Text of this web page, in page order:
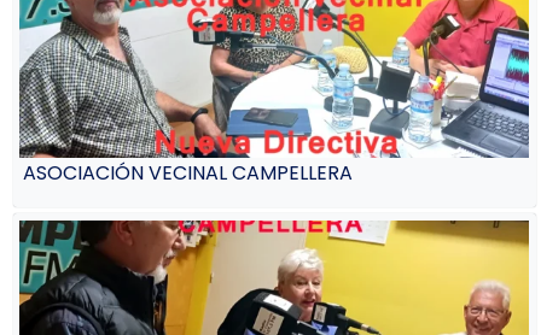
ASOCIACIÓN VECINAL CAMPELLERA